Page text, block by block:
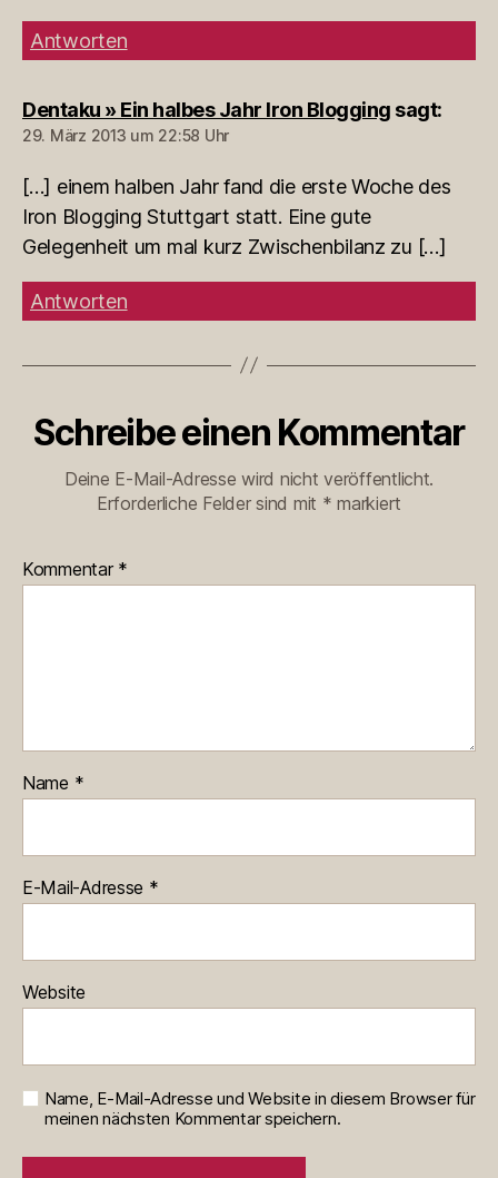
Antworten
Dentaku » Ein halbes Jahr Iron Blogging sagt:
29. März 2013 um 22:58 Uhr
[…] einem halben Jahr fand die erste Woche des
Iron Blogging Stuttgart statt. Eine gute
Gelegenheit um mal kurz Zwischenbilanz zu […]
Antworten
Schreibe einen Kommentar
Deine E-Mail-Adresse wird nicht veröffentlicht.
Erforderliche Felder sind mit * markiert
Kommentar *
Name *
E-Mail-Adresse *
Website
Name, E-Mail-Adresse und Website in diesem Browser für
meinen nächsten Kommentar speichern.